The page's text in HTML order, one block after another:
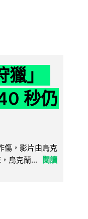
」
秒仍
傷，影片由烏克
烏克蘭... 閱讀